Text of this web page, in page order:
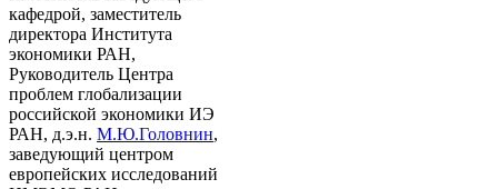
кафедрой, заместитель
директора Института
экономики РАН,
Руководитель Центра
проблем глобализации
российской экономики ИЭ
РАН, д.э.н. М.Ю.Головнин,
заведующий центром
европейских исследований